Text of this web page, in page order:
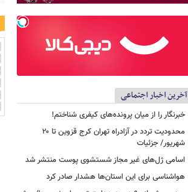
آخرین اخبار اجتماعی
خبرنگار را از میان پرونده‌های کیفری شناختم!
محدودیت تردد در آزادراه تهران کرج قزوین تا ۲۰
شهریور/ جزئیات
اسامی ژل‌های غیر مجاز شستشوی پوست منتشر شد
هواشناسی برای این استان‌ها هشدار صادر کرد